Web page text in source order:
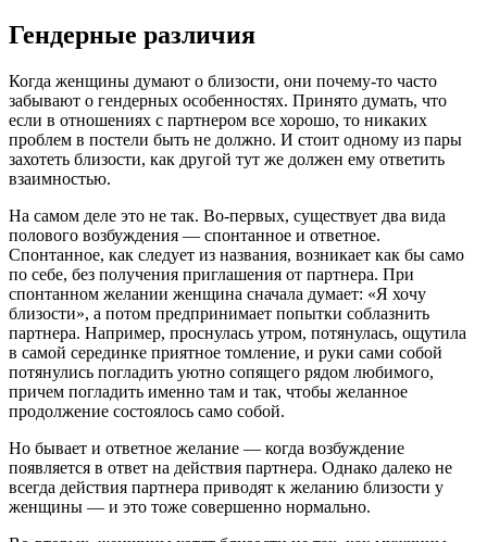
Гендерные различия
Когда женщины думают о близости, они почему-то часто
забывают о гендерных особенностях. Принято думать, что
если в отношениях с партнером все хорошо, то никаких
проблем в постели быть не должно. И стоит одному из пары
захотеть близости, как другой тут же должен ему ответить
взаимностью.
На самом деле это не так. Во-первых, существует два вида
полового возбуждения — спонтанное и ответное.
Спонтанное, как следует из названия, возникает как бы само
по себе, без получения приглашения от партнера. При
спонтанном желании женщина сначала думает: «Я хочу
близости», а потом предпринимает попытки соблазнить
партнера. Например, проснулась утром, потянулась, ощутила
в самой серединке приятное томление, и руки сами собой
потянулись погладить уютно сопящего рядом любимого,
причем погладить именно там и так, чтобы желанное
продолжение состоялось само собой.
Но бывает и ответное желание — когда возбуждение
появляется в ответ на действия партнера. Однако далеко не
всегда действия партнера приводят к желанию близости у
женщины — и это тоже совершенно нормально.